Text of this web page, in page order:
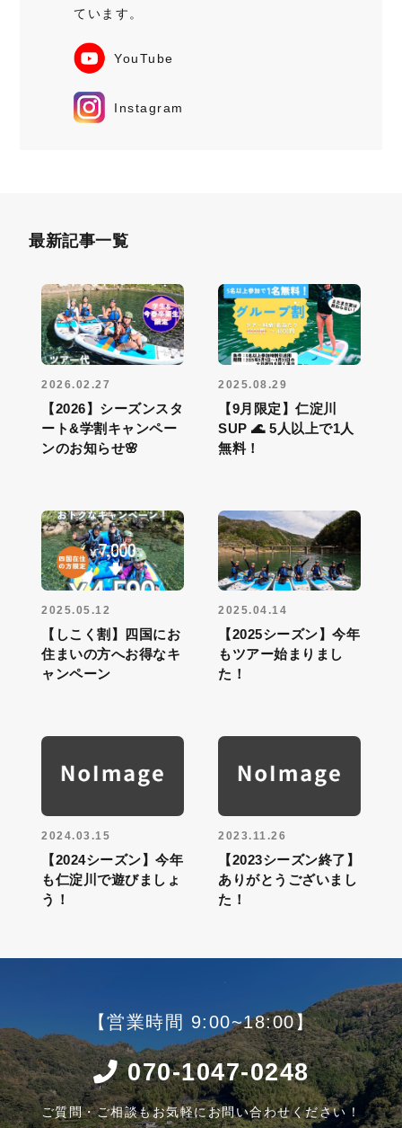
ています。
YouTube
Instagram
最新記事一覧
2026.02.27
【2026】シーズンスタ
ート&学割キャンペー
ンのお知らせ🌸
2025.08.29
【9月限定】仁淀川
SUP 🌊 5人以上で1人
無料！
2025.05.12
【しこく割】四国にお
住まいの方へお得なキ
ャンペーン
2025.04.14
【2025シーズン】今年
もツアー始まりまし
た！
2024.03.15
【2024シーズン】今年
も仁淀川で遊びましょ
う！
2023.11.26
【2023シーズン終了】
ありがとうございまし
た！
【営業時間 9:00~18:00】
070-1047-0248
ご質問・ご相談もお気軽にお問い合わせください！